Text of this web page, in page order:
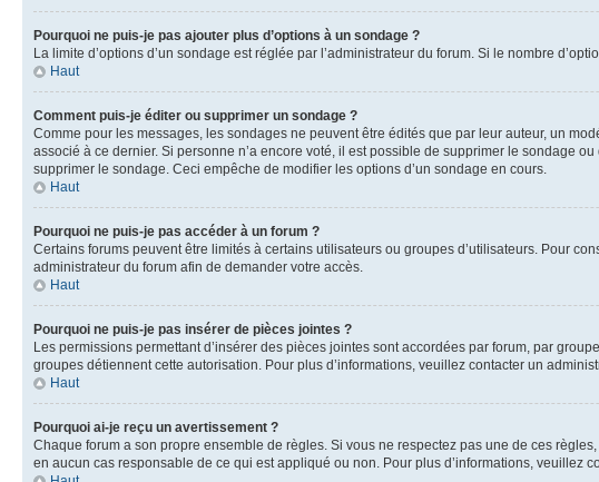
Pourquoi ne puis-je pas ajouter plus d’options à un sondage ?
La limite d’options d’un sondage est réglée par l’administrateur du forum. Si le nombre
Haut
Comment puis-je éditer ou supprimer un sondage ?
Comme pour les messages, les sondages ne peuvent être édités que par leur auteur, un
associé à ce dernier. Si personne n’a encore voté, il est possible de supprimer le sondage
supprimer le sondage. Ceci empêche de modifier les options d’un sondage en cours.
Haut
Pourquoi ne puis-je pas accéder à un forum ?
Certains forums peuvent être limités à certains utilisateurs ou groupes d’utilisateurs. Pour
administrateur du forum afin de demander votre accès.
Haut
Pourquoi ne puis-je pas insérer de pièces jointes ?
Les permissions permettant d’insérer des pièces jointes sont accordées par forum, par
groupes détiennent cette autorisation. Pour plus d’informations, veuillez contacter un
Haut
Pourquoi ai-je reçu un avertissement ?
Chaque forum a son propre ensemble de règles. Si vous ne respectez pas une de ces
en aucun cas responsable de ce qui est appliqué ou non. Pour plus d’informations, veuillez